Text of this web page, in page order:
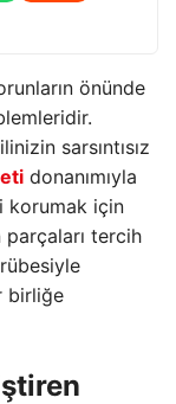
önünde
sarsıntısız
donanımıyla
korumak için
tercih
birliğe